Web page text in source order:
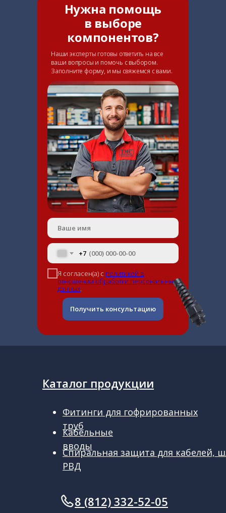
Нужна помощь
в выборе
компонентов?
+7
Я согласен(а) с политикой в
отношении обработки персональных
данных
Получить консультацию
Наши эксперты готовы ответить на все
ваши вопросы и помочь с выбором.
Заполните форму, и мы свяжемся с вами.
ㅤㅤ8 (812) 332-52-05
Каталог продукции
Спиральная защита для кабелей,
РВД
Кабельные
вводы
Фитинги для гофрированных
труб